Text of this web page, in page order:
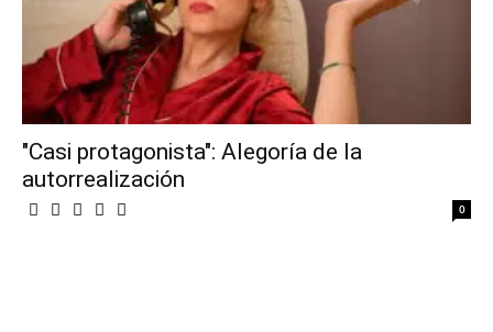
"Casi protagonista": Alegoría de la
autorrealización
0